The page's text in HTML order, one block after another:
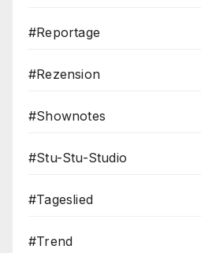
#Reportage
#Rezension
#Shownotes
#Stu-Stu-Studio
#Tageslied
#Trend